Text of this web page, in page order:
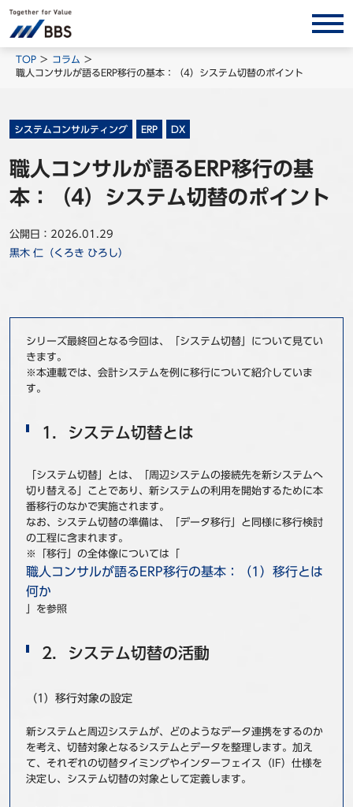
BBSグループネットワーク
株主・投資家情報 採用情報
サービス/ソリューション
BPO
インサイト
コラム
出版書籍
事例
お問い合わせ
TOP
コラム
職人コンサルが語るERP移行の基本：（4）システム切替のポイント
システムコンサルティング ERP DX
職人コンサルが語るERP移行の基
本：（4）システム切替のポイント
公開日：2026.01.29
黒木 仁（くろき ひろし）
シリーズ最終回となる今回は、「システム切替」について見てい
きます。
※本連載では、会計システムを例に移行について紹介していま
す。
1．システム切替とは
「システム切替」とは、「周辺システムの接続先を新システムへ
切り替える」ことであり、新システムの利用を開始するために本
番移行のなかで実施されます。
なお、システム切替の準備は、「データ移行」と同様に移行検討
の工程に含まれます。
※「移行」の全体像については「
職人コンサルが語るERP移行の基本：（1）移行とは
何か
」を参照
2．システム切替の活動
（1）移行対象の設定
新システムと周辺システムが、どのようなデータ連携をするのか
を考え、切替対象となるシステムとデータを整理します。加え
て、それぞれの切替タイミングやインターフェイス（IF）仕様を
決定し、システム切替の対象として定義します。